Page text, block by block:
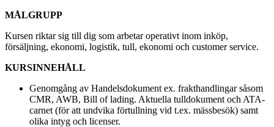
MÅLGRUPP
Kursen riktar sig till dig som arbetar operativt inom inköp,
försäljning, ekonomi, logistik, tull, ekonomi och customer service.
KURSINNEHÅLL
Genomgång av Handelsdokument ex. frakthandlingar såsom
CMR, AWB, Bill of lading. Aktuella tulldokument och ATA-
carnet (för att undvika förtullning vid t.ex. mässbesök) samt
olika intyg och licenser.